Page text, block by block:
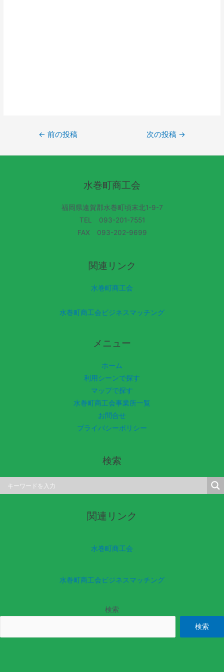
← 前の投稿 次の投稿 →
水巻町商工会
福岡県遠賀郡水巻町頃末北1-9-7
TEL 093-201-7551
FAX 093-202-9699
関連リンク
水巻町商工会
水巻町商工会ビジネスマッチング
メニュー
ホーム
利用シーンで探す
マップで探す
水巻町商工会事業所一覧
お問合せ
プライバシーポリシー
検索
関連リンク
水巻町商工会
水巻町商工会ビジネスマッチング
検索
検索